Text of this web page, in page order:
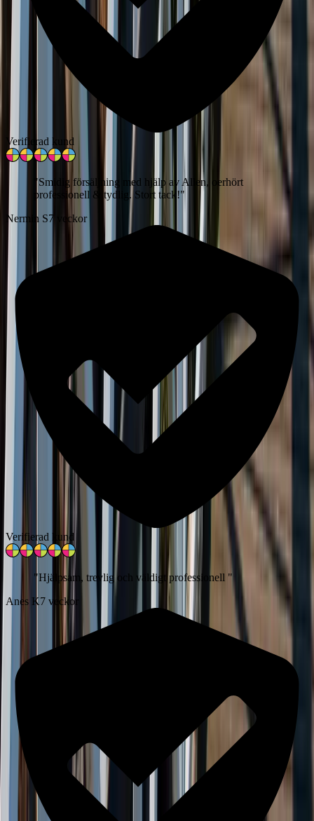
Verifierad kund
"Smidig försäljning med hjälp av Allen, oerhört
professionell & tydlig. Stort tack!"
Nermin S7 veckor
Verifierad kund
"Hjälpsam, trevlig och väldigt professionell "
Anes K7 veckor